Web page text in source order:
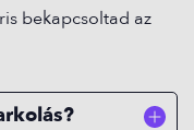
bekapcsoltad az